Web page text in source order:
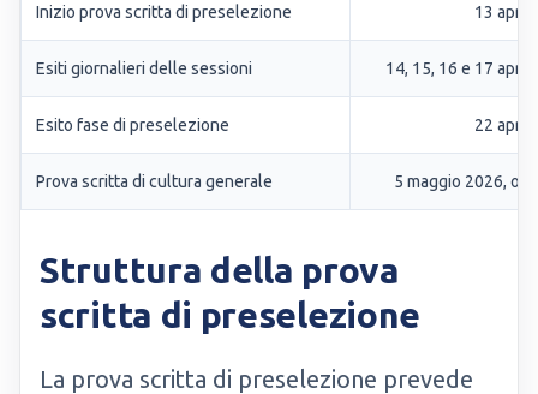
Inizio prova scritta di preselezione 13
Esiti giornalieri delle sessioni 14, 15, 16 e 17
Esito fase di preselezione 22
Prova scritta di cultura generale 5 maggio 2026,
Struttura della prova
scritta di preselezione
La prova scritta di preselezione prevede